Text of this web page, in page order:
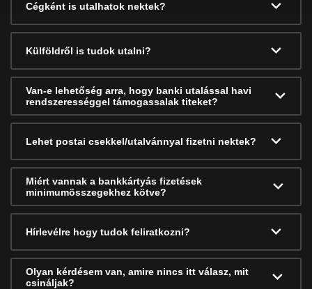
Cégként is utalhatok nektek?
Külföldről is tudok utalni?
Van-e lehetőség arra, hogy banki utalással havi
rendszerességgel támogassalak titeket?
Lehet postai csekkel/utalvánnyal fizetni nektek?
Miért vannak a bankkártyás fizetések
minimumösszegekhez kötve?
Hírlevélre hogy tudok feliratkozni?
Olyan kérdésem van, amire nincs itt válasz, mit
csináljak?